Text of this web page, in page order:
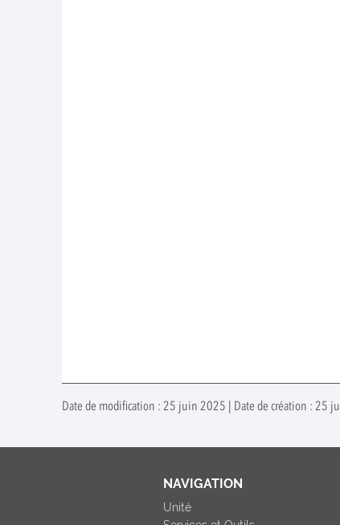
Date de modification : 25 juin 2025 | Date de création : 25
NAVIGATION
Unité